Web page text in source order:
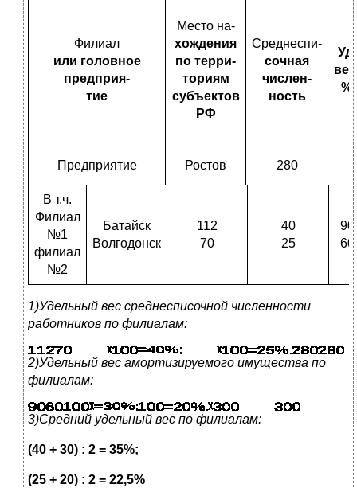
Филиал
или головное
предприя-
тие
Место на-
хождения
по терри-
ториям
субъектов
РФ
Среднеспи-
сочная
числен-
ность
Уд.
%
Предприятие Ростов 280
В т.ч.
Филиал
№1
филиал
№2
Батайск
Волгодонск
112
70
40
25
90
60
1)Удельный вес среднесписочной численности
работников по филиалам:
2)Удельный вес амортизируемого имущества по
филиалам:
3)Средний удельный вес по филиалам:
(40 + 30) : 2 = 35%;
(25 + 20) : 2 = 22,5%